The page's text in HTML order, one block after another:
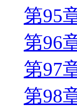
第95
第96
第97
第98